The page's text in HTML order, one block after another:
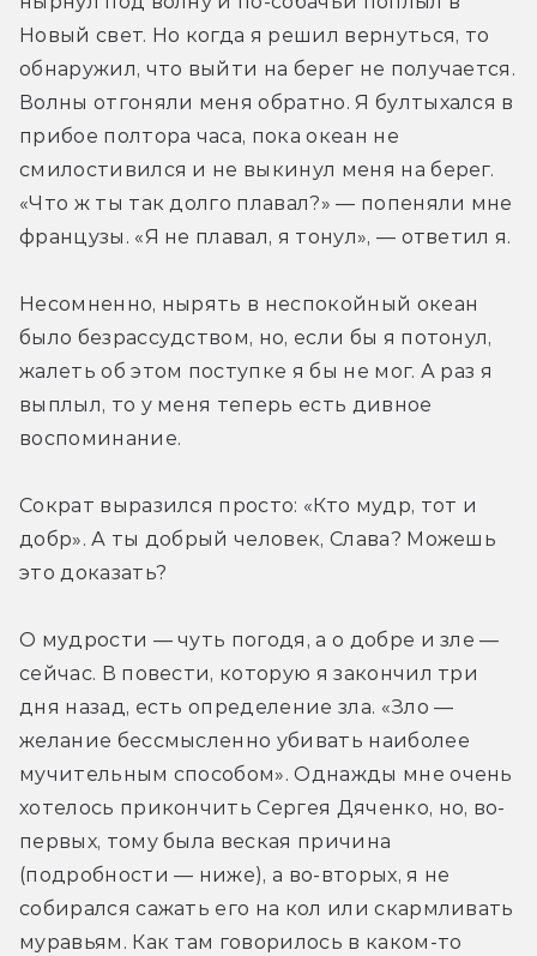
Новый свет. Но когда я решил вернуться, то
обнаружил, что выйти на берег не получается.
Волны отгоняли меня обратно. Я бултыхался в
прибое полтора часа, пока океан не
смилостивился и не выкинул меня на берег.
«Что ж ты так долго плавал?» — попеняли мне
французы. «Я не плавал, я тонул», — ответил я.
Несомненно, нырять в неспокойный океан
было безрассудством, но, если бы я потонул,
жалеть об этом поступке я бы не мог. А раз я
выплыл, то у меня теперь есть дивное
воспоминание.
Сократ выразился просто: «Кто мудр, тот и
добр». А ты добрый человек, Слава? Можешь
это доказать?
О мудрости — чуть погодя, а о добре и зле —
сейчас. В повести, которую я закончил три
дня назад, есть определение зла. «Зло —
желание бессмысленно убивать наиболее
мучительным способом». Однажды мне очень
хотелось прикончить Сергея Дяченко, но, во-
первых, тому была веская причина
(подробности — ниже), а во-вторых, я не
собирался сажать его на кол или скармливать
муравьям. Как там говорилось в каком-то